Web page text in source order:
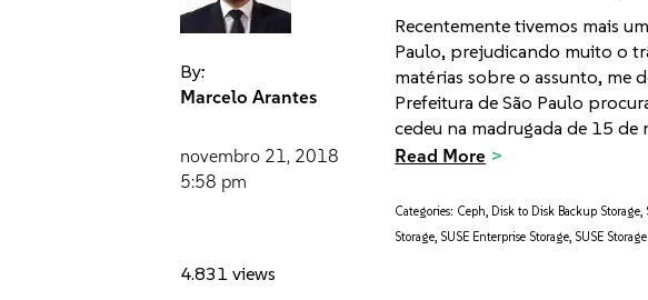
By:
Marcelo Arantes
novembro 21, 2018
5:58 pm
4.831 views
Recentemente tivemos mais
Paulo, prejudicando muito o
matérias sobre o assunto, me
Prefeitura de São Paulo
cedeu na madrugada de 15
Read More
Categories: Ceph, Disk to Disk Backup Storage,
Storage, SUSE Enterprise Storage, SUSE Storage